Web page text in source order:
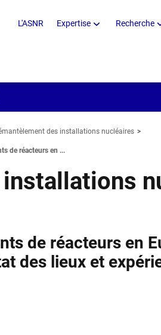
L'ASNR Expertise Recherche
des installations nucléaires
de réacteurs en ...
de réacteurs en
des lieux et